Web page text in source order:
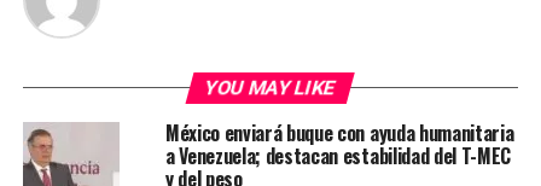
YOU MAY LIKE
México enviará buque con ayuda humanitaria
a Venezuela; destacan estabilidad del T-MEC
y del peso